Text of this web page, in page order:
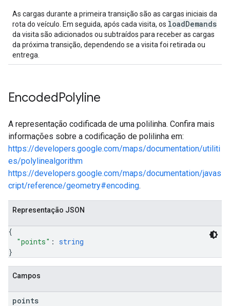
As cargas durante a primeira transição são as cargas iniciais da
rota do veículo. Em seguida, após cada visita, os loadDemands
da visita são adicionados ou subtraídos para receber as cargas
da próxima transição, dependendo se a visita foi retirada ou
entrega.
EncodedPolyline
A representação codificada de uma polilinha. Confira mais
informações sobre a codificação de polilinha em:
https://developers.google.com/maps/documentation/utiliti
es/polylinealgorithm
https://developers.google.com/maps/documentation/javas
cript/reference/geometry#encoding.
Representação JSON
{
"points" : string
}
Campos
points